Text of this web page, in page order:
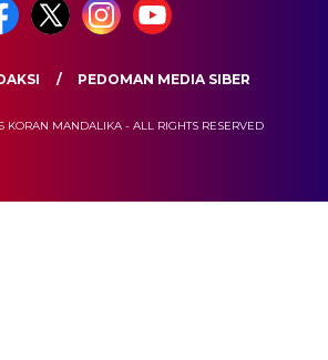
PEDOMAN MEDIA SIBER
KORAN MANDALIKA - ALL RIGHTS RESERVED